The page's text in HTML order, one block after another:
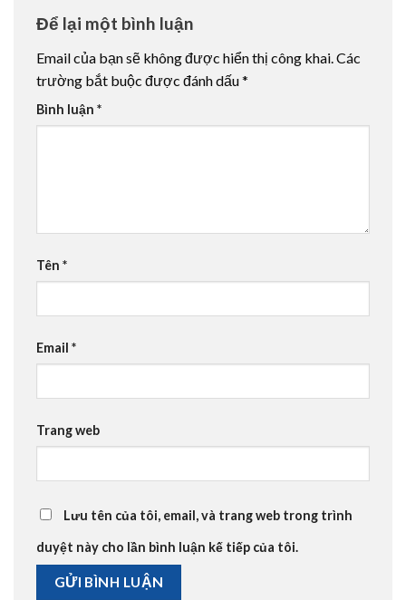
Để lại một bình luận
Email của bạn sẽ không được hiển thị công khai.Các
trường bắt buộc được đánh dấu*
Bình luận *
Tên *
Email *
Trang web
Lưu tên của tôi, email, và trang web trong trình
duyệt này cho lần bình luận kế tiếp của tôi.